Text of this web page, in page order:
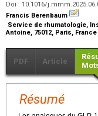
Doi : 10.1016/
Francis Berenbaum
Service de rhumatologie,
Antoine, 75012, Paris, France
PDF Article
Résumé